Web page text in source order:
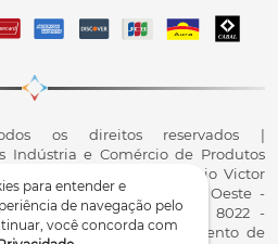
para entender e
de navegação pelo
você concorda com
os direitos reservados |
Indústria e Comércio de Produtos
0001-78 | R. Antônio Victor
II, Santa Tereza do Oeste -
- Fale conosco: 0800 200 8022 -
Autorização de Funcionamento de